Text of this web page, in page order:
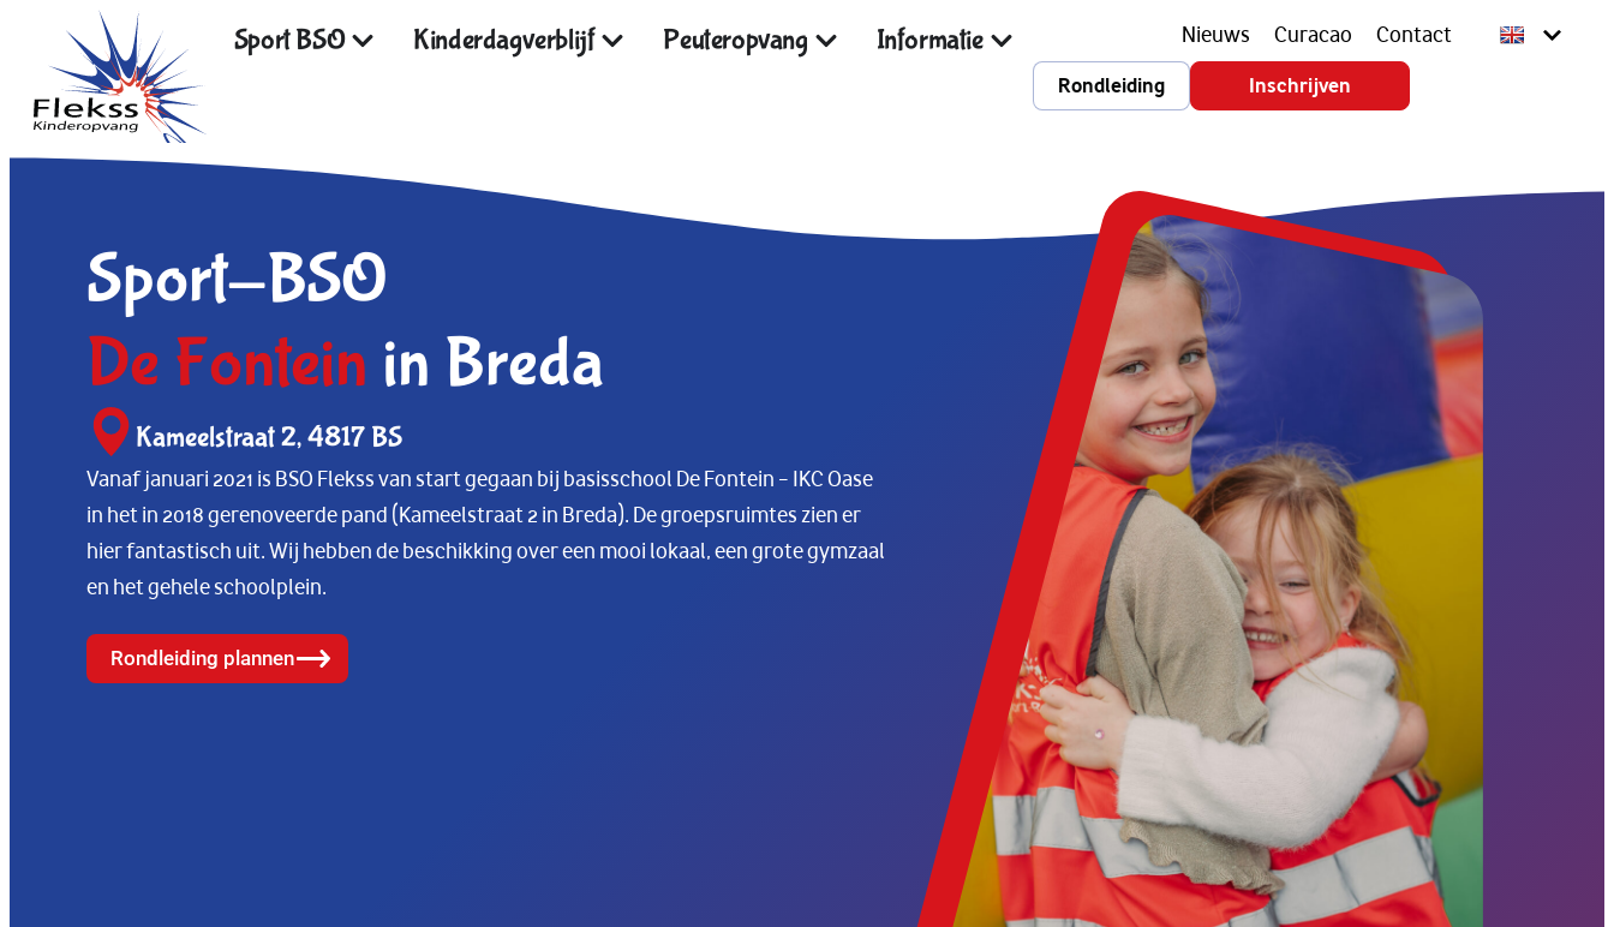
Sport BSO Kinderdagverblijf Peuteropvang Informatie Nieuws Curacao Contact
Rondleiding Inschrijven
Sport-BSO
De Fontein in Breda
Kameelstraat 2, 4817 BS
Vanaf januari 2021 is BSO Flekss van start gegaan bij basisschool De Fontein – IKC Oase
in het in 2018 gerenoveerde pand (Kameelstraat 2 in Breda). De groepsruimtes zien er
hier fantastisch uit. Wij hebben de beschikking over een mooi lokaal, een grote gymzaal
en het gehele schoolplein.
Rondleiding plannen